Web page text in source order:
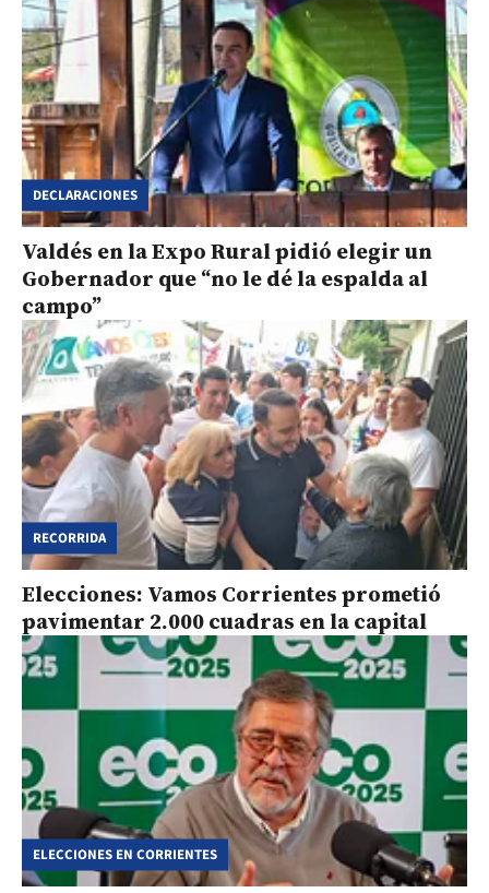
DECLARACIONES
Valdés en la Expo Rural pidió elegir un
Gobernador que “no le dé la espalda al
campo”
RECORRIDA
Elecciones: Vamos Corrientes prometió
pavimentar 2.000 cuadras en la capital
ELECCIONES EN CORRIENTES